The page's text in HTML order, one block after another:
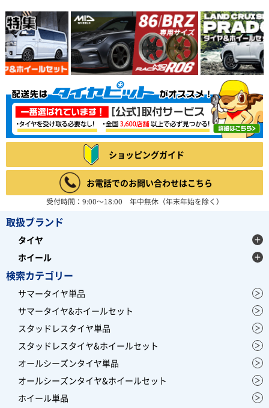
ショッピングガイド
お電話でのお問い合わせはこちら
受付時間：9:00～18:00 年中無休（年末年始を除く）
取扱ブランド
タイヤ
ホイール
検索カテゴリー
サマータイヤ単品
サマータイヤ&ホイールセット
スタッドレスタイヤ単品
スタッドレスタイヤ&ホイールセット
オールシーズンタイヤ単品
オールシーズンタイヤ&ホイールセット
ホイール単品